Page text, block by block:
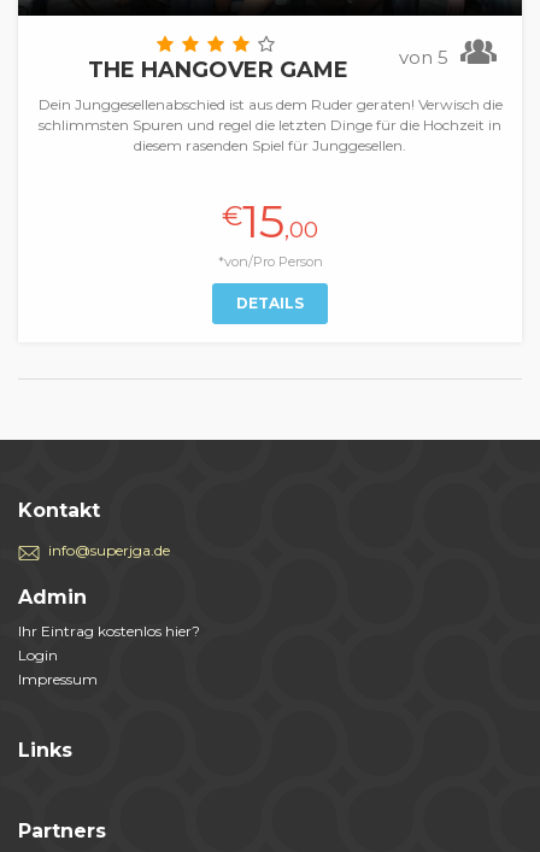
von 5
THE HANGOVER GAME
Dein Junggesellenabschied ist aus dem Ruder geraten! Verwisch die
schlimmsten Spuren und regel die letzten Dinge für die Hochzeit in
diesem rasenden Spiel für Junggesellen.
€15,00
*von/Pro Person
DETAILS
Kontakt
info@superjga.de
Admin
Ihr Eintrag kostenlos hier?
Login
Impressum
Links
Partners